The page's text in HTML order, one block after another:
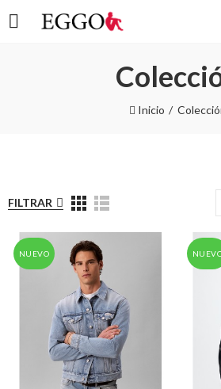
Inicio
FILTRAR
NUEVO